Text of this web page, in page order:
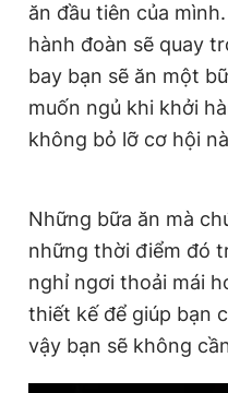
ăn đầu tiên của
hành đoàn sẽ quay
bay bạn sẽ ăn một
muốn ngủ khi khởi
không bỏ lỡ cơ hội
Những bữa ăn mà
những thời điểm đó
nghỉ ngơi thoải mái
thiết kế để giúp bạn
vậy bạn sẽ không